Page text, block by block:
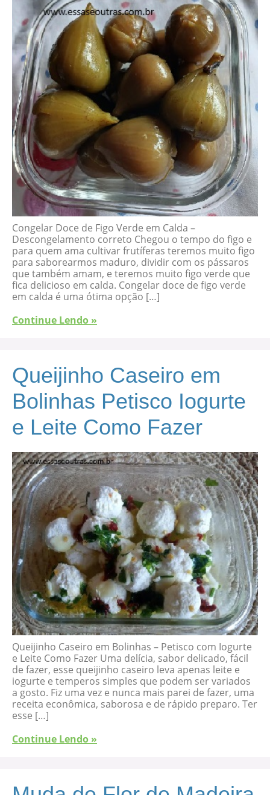
Congelar Doce de Figo Verde em Calda –
Descongelamento correto Chegou o tempo do figo e
para quem ama cultivar frutíferas teremos muito figo
para saborearmos maduro, dividir com os pássaros
que também amam, e teremos muito figo verde que
fica delicioso em calda. Congelar doce de figo verde
em calda é uma ótima opção […]
Continue Lendo »
Queijinho Caseiro em
Bolinhas Petisco Iogurte
e Leite Como Fazer
Queijinho Caseiro em Bolinhas – Petisco com Iogurte
e Leite Como Fazer Uma delícia, sabor delicado, fácil
de fazer, esse queijinho caseiro leva apenas leite e
iogurte e temperos simples que podem ser variados
a gosto. Fiz uma vez e nunca mais parei de fazer, uma
receita econômica, saborosa e de rápido preparo. Ter
esse […]
Continue Lendo »